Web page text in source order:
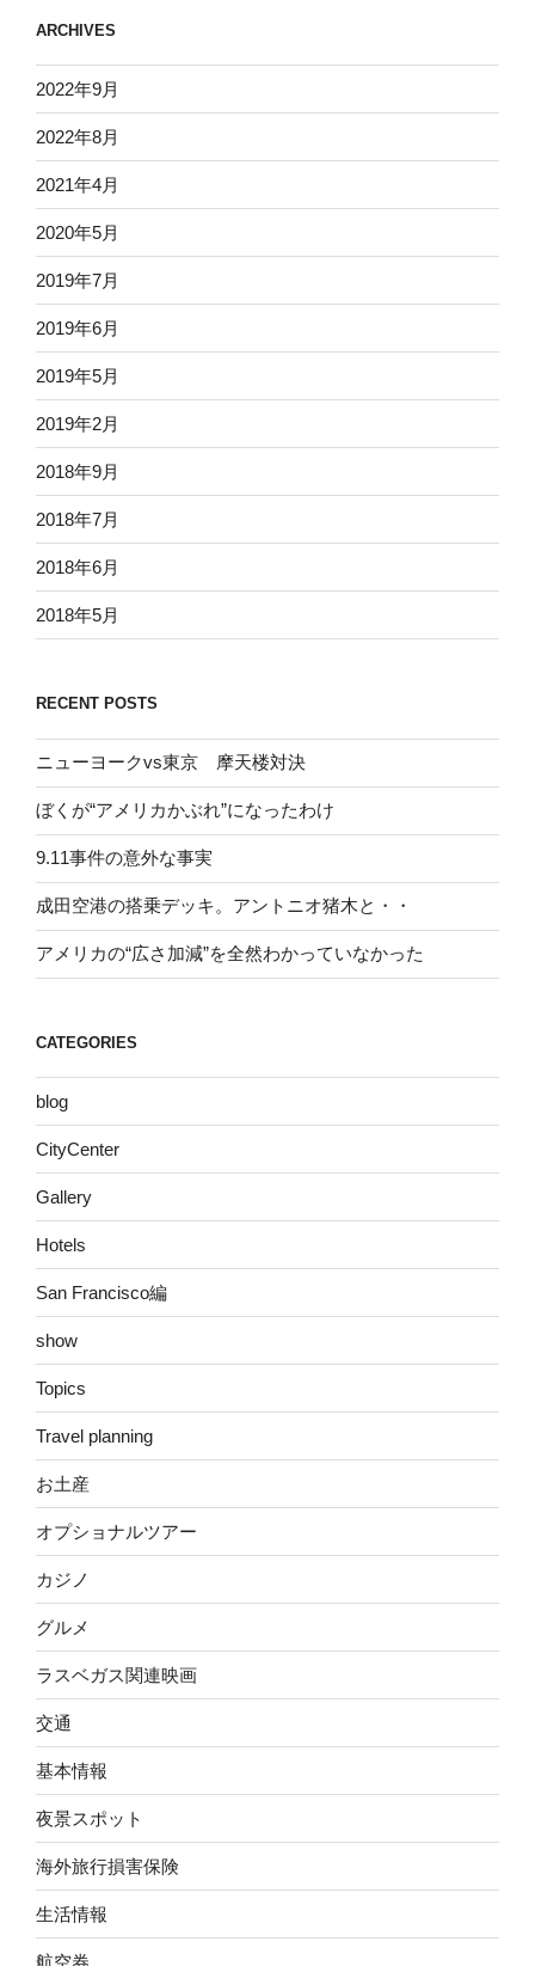
ARCHIVES
2022年9月
2022年8月
2021年4月
2020年5月
2019年7月
2019年6月
2019年5月
2019年2月
2018年9月
2018年7月
2018年6月
2018年5月
RECENT POSTS
ニューヨークvs東京 摩天楼対決
ぼくが“アメリカかぶれ”になったわけ
9.11事件の意外な事実
成田空港の搭乗デッキ。アントニオ猪木と・・
アメリカの“広さ加減”を全然わかっていなかった
CATEGORIES
blog
CityCenter
Gallery
Hotels
San Francisco編
show
Topics
Travel planning
お土産
オプショナルツアー
カジノ
グルメ
ラスベガス関連映画
交通
基本情報
夜景スポット
海外旅行損害保険
生活情報
航空券